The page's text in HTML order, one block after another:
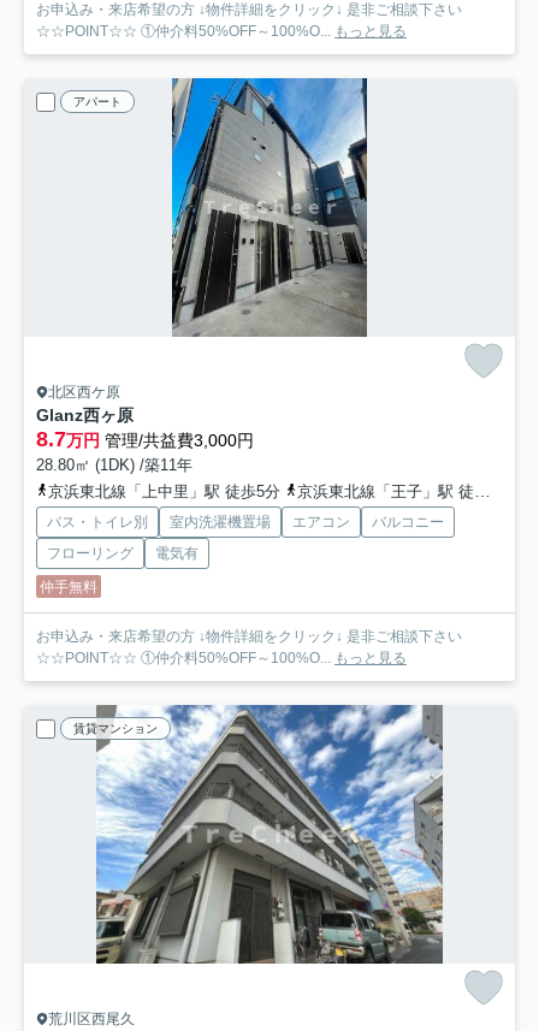
お申込み・来店希望の方 ↓物件詳細をクリック↓ 是非ご相談下さい
☆☆POINT☆☆ ①仲介料50%OFF～100%O... もっと見る
アパート
北区西ケ原
Glanz西ヶ原
8.7万円 管理/共益費3,000円
28.80㎡ (1DK) /築11年
京浜東北線「上中里」駅 徒歩5分
京浜東北線「王子」駅 徒歩9分
バス・トイレ別 室内洗濯機置場 エアコン
バルコニー
フローリング
電気有
仲手無料
お申込み・来店希望の方 ↓物件詳細をクリック↓ 是非ご相談下さい
☆☆POINT☆☆ ①仲介料50%OFF～100%O... もっと見る
賃貸マンション
荒川区西尾久